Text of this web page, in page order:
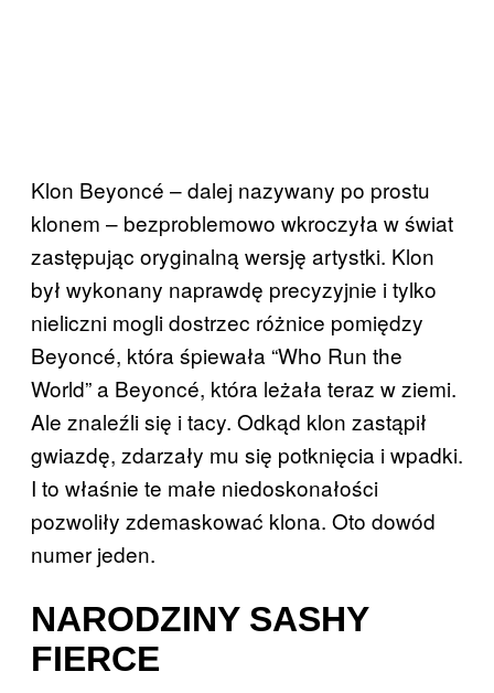
Klon Beyoncé – dalej nazywany po prostu
klonem – bezproblemowo wkroczyła w świat
zastępując oryginalną wersję artystki. Klon
był wykonany naprawdę precyzyjnie i tylko
nieliczni mogli dostrzec różnice pomiędzy
Beyoncé, która śpiewała “Who Run the
World” a Beyoncé, która leżała teraz w ziemi.
Ale znaleźli się i tacy. Odkąd klon zastąpił
gwiazdę, zdarzały mu się potknięcia i wpadki.
I to właśnie te małe niedoskonałości
pozwoliły zdemaskować klona. Oto dowód
numer jeden.
NARODZINY SASHY
FIERCE